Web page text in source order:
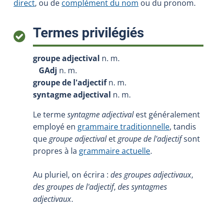
direct, ou de complément du nom ou du pronom.
Termes privilégiés:
groupe adjectival n. m.
GAdj n. m.
groupe de l'adjectif n. m.
syntagme adjectival n. m.
Le termesyntagme adjectivalest généralement
employé en grammaire traditionnelle, tandis
quegroupe adjectivaletgroupe de l'adjectifsont
propres à la grammaire actuelle.
Au pluriel, on écrira : des groupes adjectivaux,
des groupes de l'adjectif, des syntagmes
adjectivaux.